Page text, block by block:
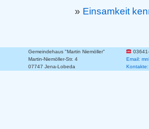
Einsamkeit
Gemeindehaus "Martin Niemöller"
Martin-Niemöller-Str. 4
Email:
07747 Jena-Lobeda